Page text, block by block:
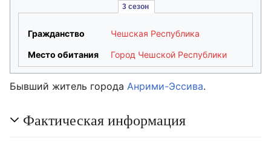
3 сезон
Гражданство Чешская Республика
Место обитания Город Чешской Республики
Бывший житель города Анрими-Эссива.
Фактическая информация